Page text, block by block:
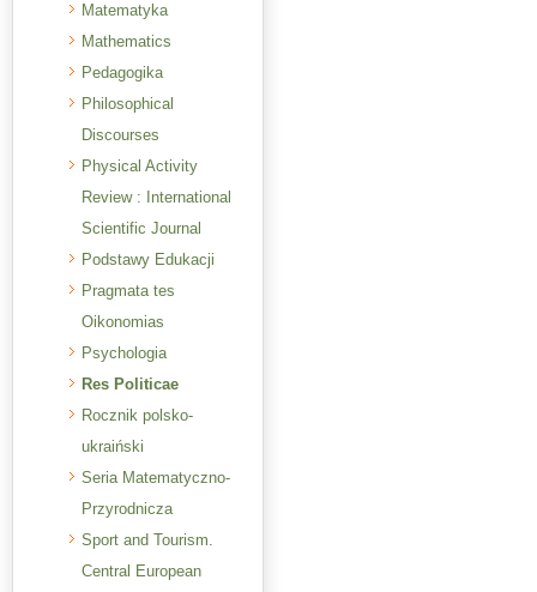
Matematyka
Mathematics
Pedagogika
Philosophical
Discourses
Physical Activity
Review : International
Scientific Journal
Podstawy Edukacji
Pragmata tes
Oikonomias
Psychologia
Res Politicae
Rocznik polsko-
ukraiński
Seria Matematyczno-
Przyrodnicza
Sport and Tourism.
Central European